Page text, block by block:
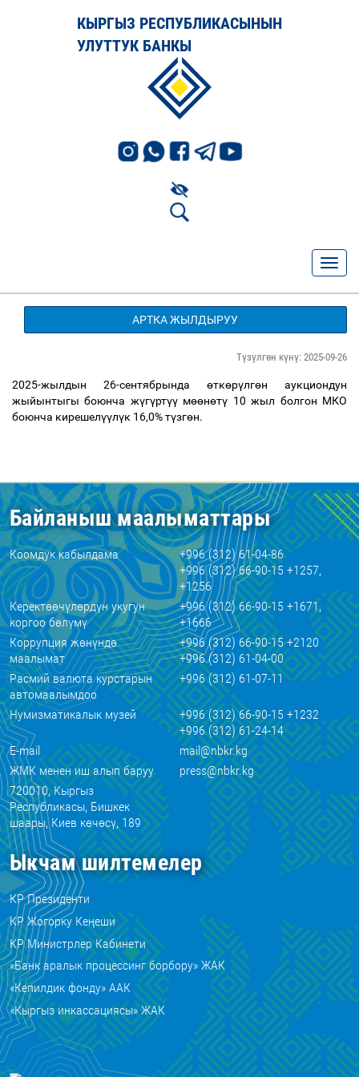
КЫРГЫЗ РЕСПУБЛИКАСЫНЫН
УЛУТТУК БАНКЫ
АРТКА ЖЫЛДЫРУУ
Түзүлгөн күнү: 2025-09-26
2025-жылдын 26-сентябрында өткөрүлгөн аукциондун
жыйынтыгы боюнча жүгүртүүмөөнөтү 10 жыл болгон МКО
боюнча кирешелүүлүк 16,0% түзгөн.
Байланыш маалыматтары
Коомдук кабылдама
+996 (312) 61-04-86
+996 (312) 66-90-15 +1257,
+1256
Керектөөчүлөрдүн укугун
коргоо бөлүмү
+996 (312) 66-90-15 +1671,
+1666
Коррупция жөнүндө
маалымат
+996 (312) 66-90-15 +2120
+996 (312) 61-04-00
Расмий валюта курстарын
автомаалымдоо
+996 (312) 61-07-11
Нумизматикалык музей
+996 (312) 66-90-15 +1232
+996 (312) 61-24-14
E-mail
mail@nbkr.kg
ЖМК менен иш алып баруу
press@nbkr.kg
720010, Кыргыз
Республикасы, Бишкек
шаары, Киев көчөсү, 189
Ыкчам шилтемелер
КР Президенти
КР Жогорку Кеңеши
КР Министрлер Кабинети
«Банк аралык процессинг борбору» ЖАК
«Кепилдик фонду» ААК
«Кыргыз инкассациясы» ЖАК